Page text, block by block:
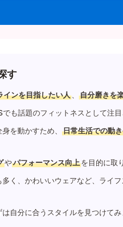
す
インを目指したい人 、 自分磨きを
も話題のフィットネスとして注目
を動かすため、
日常生活での動
やパフォーマンス向上 を目的に取
く、かわいいウェアなど、ライ
自分に合うスタイルを見つけてみ